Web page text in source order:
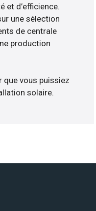
et d’efficience.
une sélection
de centrale
production
que vous puissiez
solaire.